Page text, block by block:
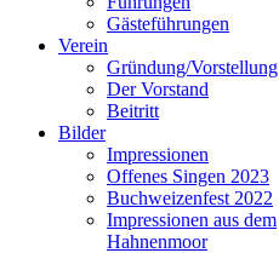
Gästeführungen
Verein
Gründung/Vorstellung
Der Vorstand
Beitritt
Bilder
Impressionen
Offenes Singen 2023
Buchweizenfest 2022
Impressionen aus dem
Hahnenmoor